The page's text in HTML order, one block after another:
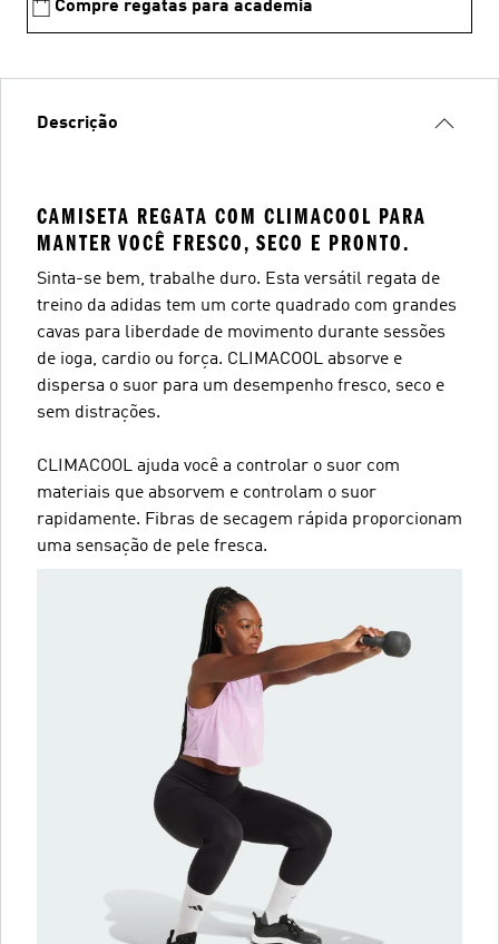
Compre regatas para academia
Descrição
CAMISETA REGATA COM CLIMACOOL PARA
MANTER VOCÊ FRESCO, SECO E PRONTO.
Sinta-se bem, trabalhe duro. Esta versátil regata de
treino da adidas tem um corte quadrado com grandes
cavas para liberdade de movimento durante sessões
de ioga, cardio ou força. CLIMACOOL absorve e
dispersa o suor para um desempenho fresco, seco e
sem distrações.
CLIMACOOL ajuda você a controlar o suor com
materiais que absorvem e controlam o suor
rapidamente. Fibras de secagem rápida proporcionam
uma sensação de pele fresca.